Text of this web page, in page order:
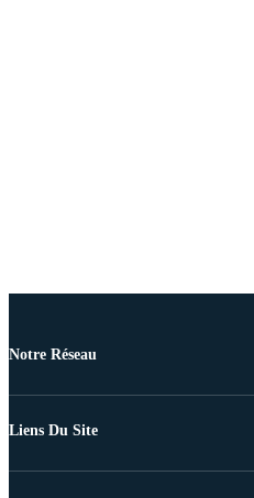
Notre Réseau
Liens Du Site